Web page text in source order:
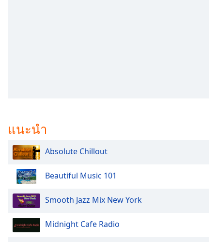
Fullscreen
This
modal
window.
Beginning
dialog
window.
แนะนำ
Absolute Chillout
Beautiful Music 101
Smooth Jazz Mix New York
Midnight Cafe Radio